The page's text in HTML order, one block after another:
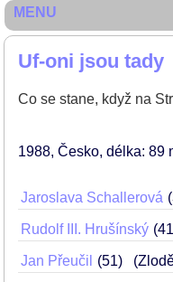
Uf-oni jsou tady
Co se stane, když na
1988 Česko délka: 89
Jaroslava Schallerová
Rudolf III. Hrušínský 41
Jan Přeučil 51
MENU